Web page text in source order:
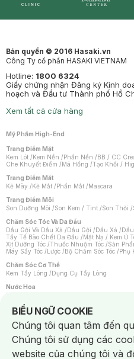
Bản quyền © 2016 Hasaki.vn
Công Ty cổ phần HASAKI VIETNAM
Hotline: 1800 6324
Giấy chứng nhận Đăng ký Kinh
hoạch và Đầu tư Thành phố Hồ
Xem tất cả cửa hàng
Mỹ Phẩm High-End
Trang Điểm Mặt
Kem Lót /Kem Nền /Phấn Nền /BB / CC
Che Khuyết Điểm /Má Hồng /Tạo Khối /
Trang Điểm Mắt
Kẻ Mày /Kẻ Mắt /Phấn Mắt /Mascara
Trang Điểm Môi
Son Dưỡng Môi /Son Kem / Tint /Son Thỏi /
Chăm Sóc Tóc Và Da Đầu
Dầu Gội Và Dầu Xả /Dầu Gội /Dầu Xả /
Tẩy Tế Bào Chết Da Đầu /Mặt Nạ / Kem Ủ
Xịt Dưỡng Tóc /Thuốc Nhuộm Tóc /Sản
Máy Sấy Tóc /Lược /Bộ Chăm Sóc Tóc /Phụ
Chăm Sóc Cơ Thể
Kem Tẩy Lông /Dụng Cụ Tẩy Lông
Nước Hoa
Nước Hoa Nữ
Chăm Sóc Cá Nhân
Chống Muỗi /Khẩu Trang /Máy Massage/
Sản Phẩm Chăm Sóc Khác /Bàn Chải Đánh
Hỗ Trợ Trắng Răng/Kem Đánh Răng /Máy
Tăm / Chỉ Nha Khoa/ Xịt Thơm Miệng /
Khăn Ướt Vệ Sinh Vùng Kín/Băng Vệ Sinh
BIỂU NGỮ COOKIE
Notice about cookies usage
Chúng tôi quan tâm đến
Chúng tôi sử dụng các
website của chúng tôi và